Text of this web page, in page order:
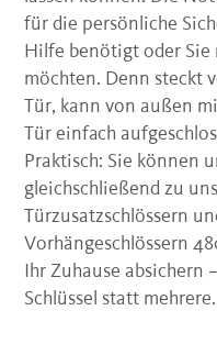
für die persönliche
Hilfe benötigt oder Sie
möchten. Denn steckt
Tür, kann von außen
Tür einfach
Praktisch: Sie können
gleichschließend zu
Türzusatzschlössern
Vorhängeschlössern
Ihr Zuhause absichern
Schlüssel statt mehrere.